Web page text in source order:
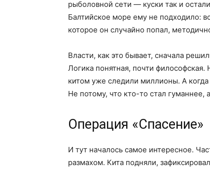
рыболовной сети — куски так и
Балтийское море ему не подходило:
которое он случайно попал,
Власти, как это бывает, сначала
Логика понятная, почти
китом уже следили миллионы. А
Не потому, что кто-то стал гуманнее,
Операция «Спасение»
И тут началось самое интересное.
размахом. Кита подняли,